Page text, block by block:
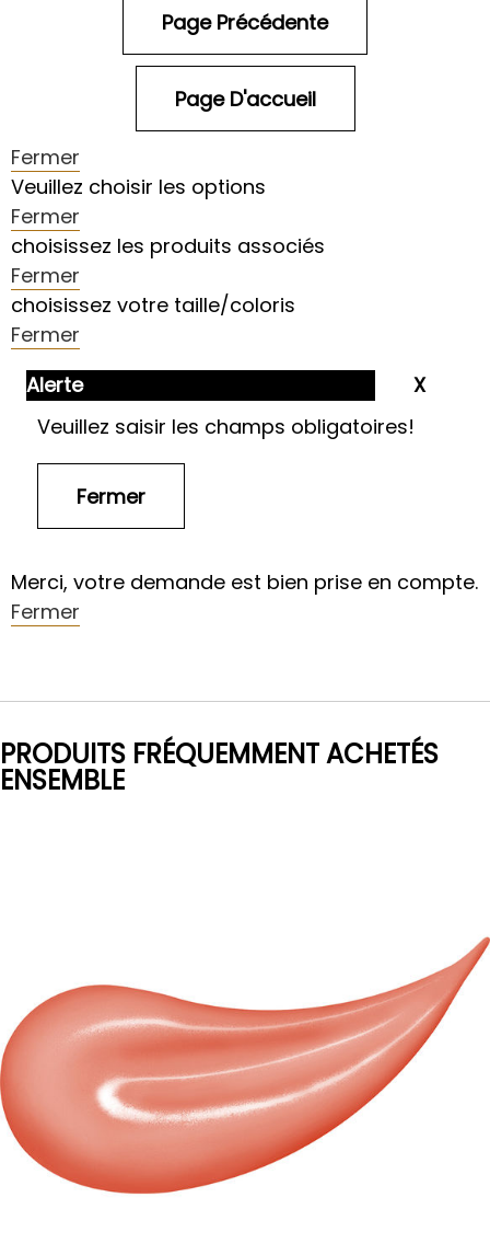
Fermer
Veuillez choisir les options
Fermer
choisissez les produits associés
Fermer
choisissez votre taille/coloris
Fermer
Alerte
Veuillez saisir les champs obligatoires!
Merci, votre demande est bien prise en compte.
Fermer
PRODUITS FRÉQUEMMENT ACHETÉS
ENSEMBLE